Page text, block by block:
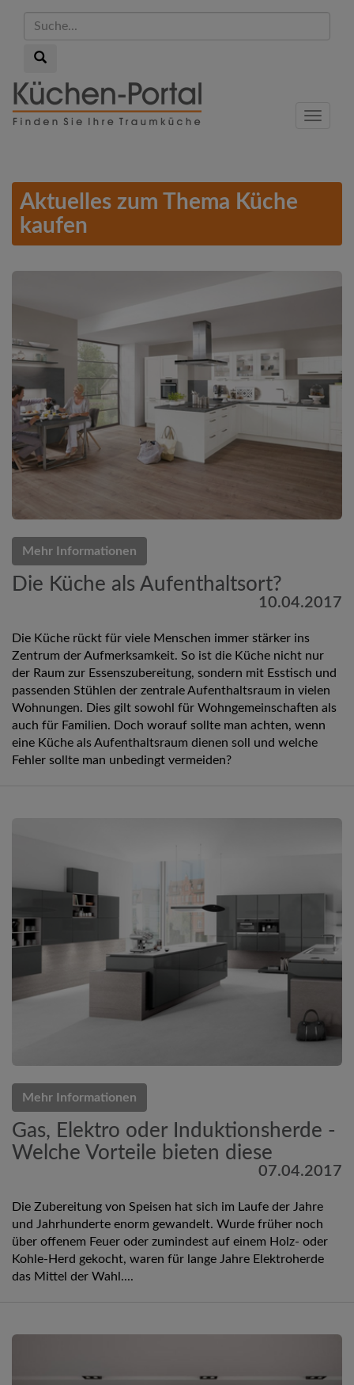
Suche...
Skip
to
main
Menu
Aktuelles zum Thema Küche
kaufen
Mehr Informationen
Die Küche als Aufenthaltsort?
10.04.2017
Die Küche rückt für viele Menschen immer stärker ins
Zentrum der Aufmerksamkeit. So ist die Küche nicht nur
der Raum zur Essenszubereitung, sondern mit Esstisch und
passenden Stühlen der zentrale Aufenthaltsraum in vielen
Wohnungen. Dies gilt sowohl für Wohngemeinschaften als
auch für Familien. Doch worauf sollte man achten, wenn
eine Küche als Aufenthaltsraum dienen soll und welche
Fehler sollte man unbedingt vermeiden?
Mehr Informationen
Gas, Elektro oder Induktionsherde -
Welche Vorteile bieten diese
07.04.2017
Die Zubereitung von Speisen hat sich im Laufe der Jahre
und Jahrhunderte enorm gewandelt. Wurde früher noch
über offenem Feuer oder zumindest auf einem Holz- oder
Kohle-Herd gekocht, waren für lange Jahre Elektroherde
das Mittel der Wahl....